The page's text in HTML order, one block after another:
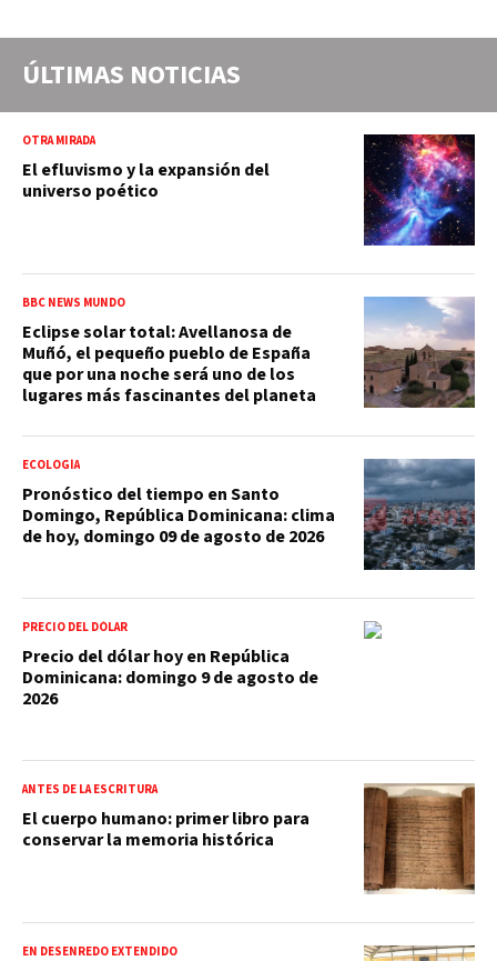
y 2020
ÚLTIMAS NOTICIAS
OTRA MIRADA
El efluvismo y la expansión del
universo poético
BBC NEWS MUNDO
Eclipse solar total: Avellanosa de
Muñó, el pequeño pueblo de España
que por una noche será uno de los
lugares más fascinantes del planeta
ECOLOGÍA
Pronóstico del tiempo en Santo
Domingo, República Dominicana: clima
de hoy, domingo 09 de agosto de 2026
PRECIO DEL DÓLAR
Precio del dólar hoy en República
Dominicana: domingo 9 de agosto de
2026
ANTES DE LA ESCRITURA
El cuerpo humano: primer libro para
conservar la memoria histórica
EN DESENREDO EXTENDIDO